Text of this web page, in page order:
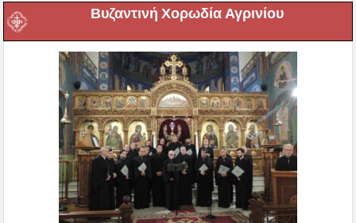
Βυζαντινή Χορωδία Αγρινίου